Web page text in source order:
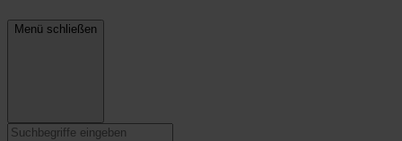
Menü schließen